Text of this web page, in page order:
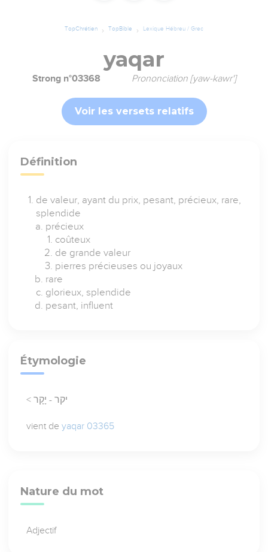
TopChrétien TopBible Lexique Hébreu / Grec
yaqar
Strong n°03368 Prononciation [yaw-kawr']
Voir les versets relatifs
Définition
de valeur, ayant du prix, pesant, précieux, rare,
splendide
précieux
coûteux
de grande valeur
pierres précieuses ou joyaux
rare
glorieux, splendide
pesant, influent
Étymologie
< יקר - יָקָר
vient deyaqar 03365
Nature du mot
Adjectif